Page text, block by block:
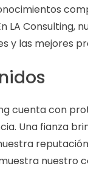
LA
y las mejores
cuenta con
Una fianza